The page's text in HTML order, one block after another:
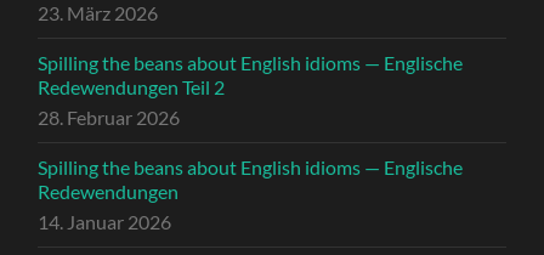
23. März 2026
Spilling the beans about English idioms — Englische
Redewendungen Teil 2
28. Februar 2026
Spilling the beans about English idioms — Englische
Redewendungen
14. Januar 2026